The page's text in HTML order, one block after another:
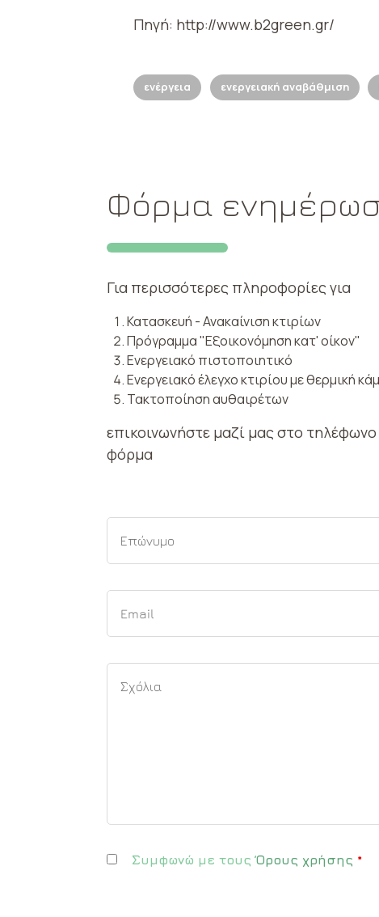
Πηγή: http://www.b2green.gr/
ενέργεια ενεργειακή αναβάθμιση
Φόρμα
Για περισσότερες πληροφορίες για
Κατασκευή - Ανακαίνιση κτιρίων
Πρόγραμμα "Εξοικονόμηση κατ' οίκον"
Ενεργειακό πιστοποιητικό
Ενεργειακό έλεγχο κτιρίου με θερμική
Τακτοποίηση αυθαιρέτων
επικοινωνήστε μαζί μας στο τηλέφωνο
φόρμα
Συμφωνώ με τουςΌρους χρήσης *